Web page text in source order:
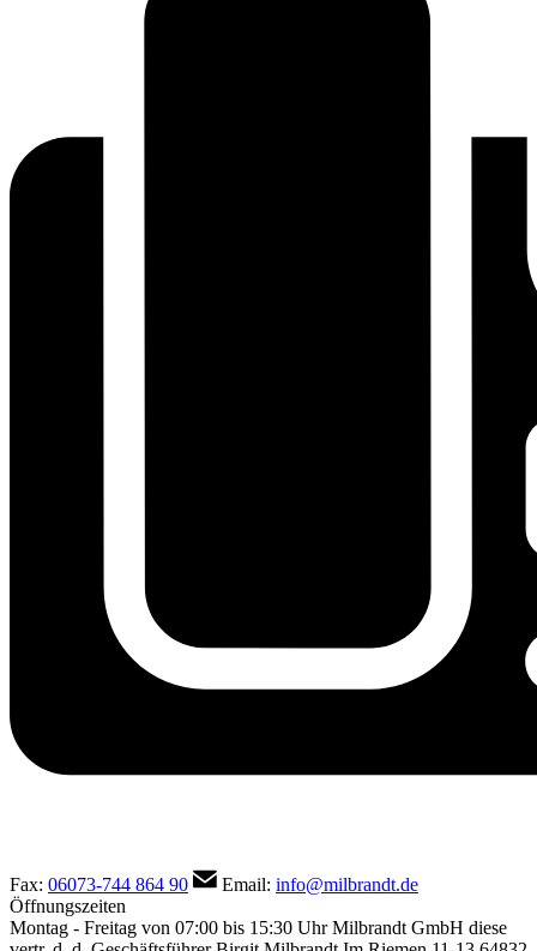
Fax: 06073-744 864 90 Email: info@milbrandt.de
Öffnungszeiten
Montag - Freitag von 07:00 bis 15:30 Uhr Milbrandt GmbH diese